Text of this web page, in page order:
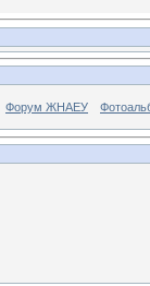
Форум ЖНАЕУ